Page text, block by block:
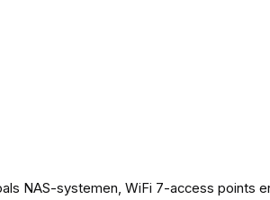
NAS-systemen, WiFi 7-access points